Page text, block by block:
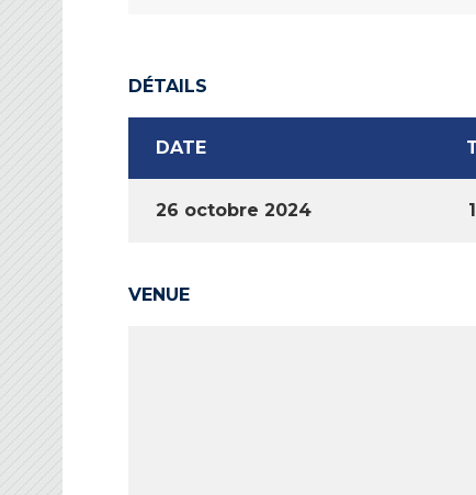
DÉTAILS
DATE
26 octobre 2024
VENUE